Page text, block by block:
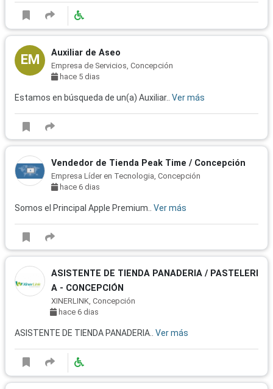
EM Auxiliar de Aseo
Empresa de Servicios, Concepción
hace 5 dias
Estamos en búsqueda de un(a) Auxiliar.. Ver más
Vendedor de Tienda Peak Time / Concepción
Empresa Líder en Tecnologia, Concepción
hace 6 dias
Somos el Principal Apple Premium.. Ver más
ASISTENTE DE TIENDA PANADERIA / PASTELERI
A - CONCEPCIÓN
XINERLINK, Concepción
hace 6 dias
ASISTENTE DE TIENDA PANADERIA.. Ver más